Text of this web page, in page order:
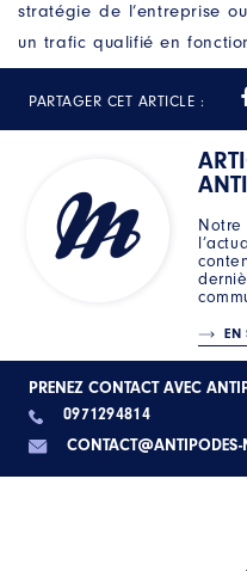
stratégie de l’entreprise
un trafic qualifié en
PARTAGER CET ARTICLE :
EN
PRENEZ CONTACT AVEC
0971294814